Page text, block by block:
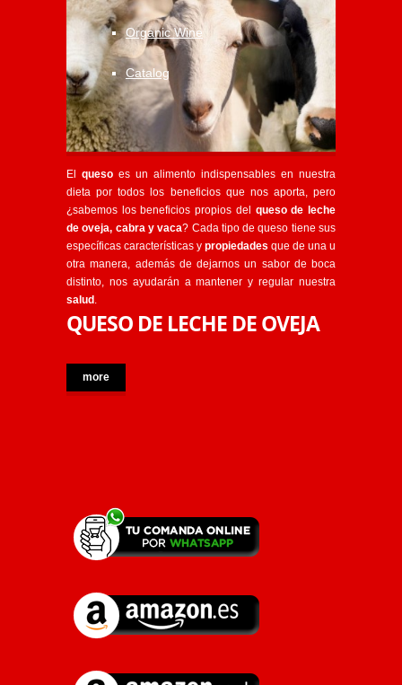
Organic Wine
Catalog
El queso es un alimento indispensables en nuestra
dieta por todos los beneficios que nos aporta, pero
¿sabemos los beneficios propios del
queso de leche
de oveja, cabra y vaca? Cada tipo de queso tiene sus
específicas características y propiedades que de una u
otra manera, además de dejarnos un sabor de boca
distinto, nos ayudarán a mantener y regular nuestra
salud .
QUESO DE LECHE DE OVEJA
more